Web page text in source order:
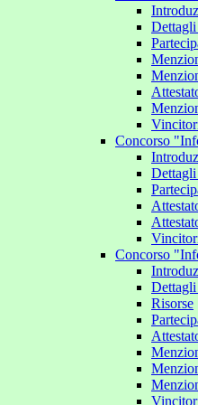
Concorso
Concorso
Risorse